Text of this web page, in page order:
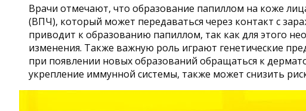
Врачи отмечают, что образование папиллом на коже
(ВПЧ), который может передаваться через контакт с
приводит к образованию папиллом, так как для этого
изменения. Также важную роль играют генетические
при появлении новых образований обращаться к
укрепление иммунной системы, также может снизить